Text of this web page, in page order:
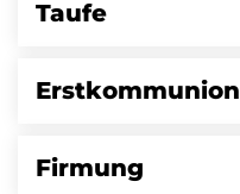
Taufe
Erstkommunion
Firmung